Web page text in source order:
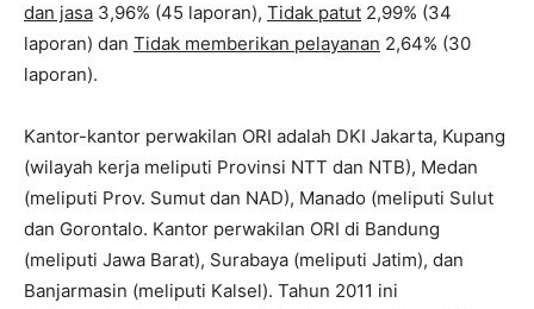
dan jasa 3,96% (45 laporan), Tidak patut 2,99% (34
laporan) dan Tidak memberikan pelayanan 2,64% (30
laporan).
Kantor-kantor perwakilan ORI adalah DKI Jakarta, Kupang
(wilayah kerja meliputi Provinsi NTT dan NTB), Medan
(meliputi Prov. Sumut dan NAD), Manado (meliputi Sulut
dan Gorontalo. Kantor perwakilan ORI di Bandung
(meliputi Jawa Barat), Surabaya (meliputi Jatim), dan
Banjarmasin (meliputi Kalsel). Tahun 2011 ini